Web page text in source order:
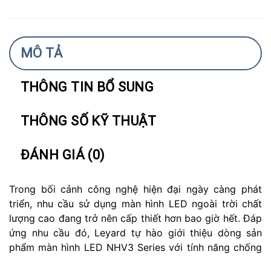
MÔ TẢ
THÔNG TIN BỔ SUNG
THÔNG SỐ KỸ THUẬT
ĐÁNH GIÁ (0)
Trong bối cảnh công nghệ hiện đại ngày càng phát
triển, nhu cầu sử dụng màn hình LED ngoài trời chất
lượng cao đang trở nên cấp thiết hơn bao giờ hết. Đáp
ứng nhu cầu đó, Leyard tự hào giới thiệu dòng sản
phẩm màn hình LED NHV3 Series với tính năng chống